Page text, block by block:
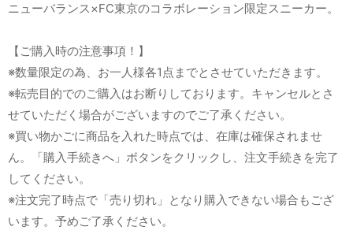
ニューバランス×FC東京のコラボレーション限定スニーカー。
【ご購入時の注意事項！】
※数量限定の為、お一人様各1点までとさせていただきます。
※転売目的でのご購入はお断りしております。キャンセルとさ
せていただく場合がございますのでご了承ください。
※買い物かごに商品を入れた時点では、在庫は確保されませ
ん。「購入手続きへ」ボタンをクリックし、注文手続きを完了
してください。
※注文完了時点で「売り切れ」となり購入できない場合もござ
います。予めご了承ください。